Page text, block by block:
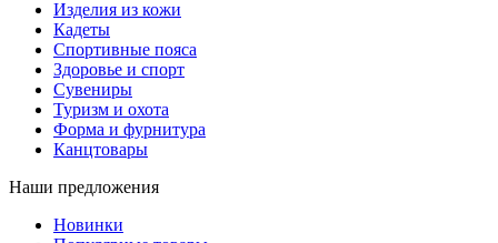
Изделия из кожи
Кадеты
Спортивные пояса
Здоровье и спорт
Сувениры
Туризм и охота
Форма и фурнитура
Канцтовары
Наши предложения
Новинки